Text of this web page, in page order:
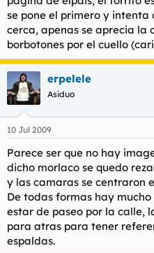
se pone el primero y
cerca, apenas se aprecia la
borbotones por el cuello
erpelele
Asiduo
10 Jul 2009
Parece ser que no hay
dicho morlaco se quedo
y las camaras se centraron
De todas formas hay
estar de paseo por la calle,
para atras para tener
espaldas.